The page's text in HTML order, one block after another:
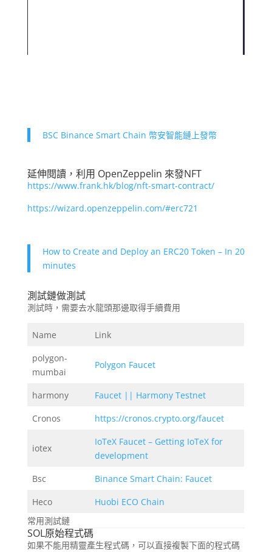
BSC Binance Smart Chain 幣安智能鏈上發幣
延伸閱讀，利用 OpenZeppelin 來發NFT
https://www.frank.hk/blog/nft-smart-contract/
https://wizard.openzeppelin.com/#erc721
How to Create and Deploy an ERC20 Token – In 20
minutes
測試鏈做測試
測試時，需要去水龍頭那邊取得手續費用
Name
Link
polygon-
mumbai
Polygon Faucet
harmony
Faucet || Harmony Testnet
Cronos
https://cronos.crypto.org/faucet
iotex
IoTeX Faucet – Getting IoTeX for
development
Bsc
Binance Smart Chain: Faucet
Heco
Huobi ECO Chain
常用測試鏈
SOL原始程式碼
如果不能用精靈產生程式碼，可以直接複製下面的程式碼